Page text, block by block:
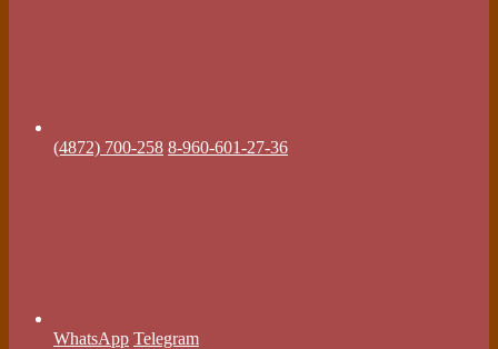
(4872) 700-258 8-960-601-27-36
WhatsApp Telegram